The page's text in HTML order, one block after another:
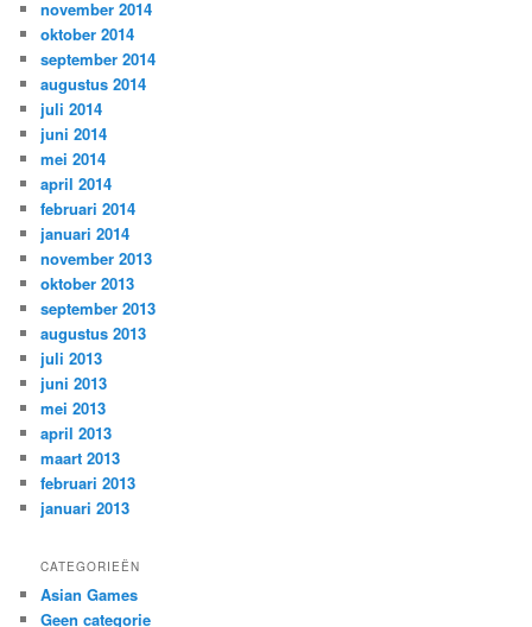
november 2014
oktober 2014
september 2014
augustus 2014
juli 2014
juni 2014
mei 2014
april 2014
februari 2014
januari 2014
november 2013
oktober 2013
september 2013
augustus 2013
juli 2013
juni 2013
mei 2013
april 2013
maart 2013
februari 2013
januari 2013
CATEGORIEËN
Asian Games
Geen categorie